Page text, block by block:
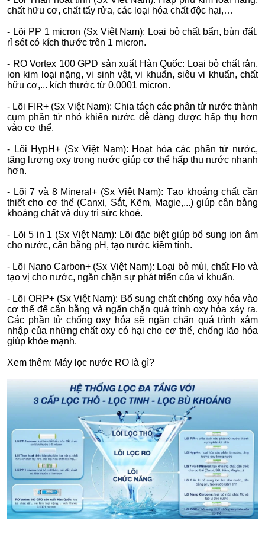
chất hữu cơ, chất tẩy rửa, các loại hóa chất độc hại,…
- Lõi PP 1 micron (Sx Việt Nam): Loại bỏ chất bẩn, bùn đất,
rỉ sét có kích thước trên 1 micron.
- RO Vortex 100 GPD sản xuất Hàn Quốc: Loại bỏ chất rắn,
ion kim loại nặng, vi sinh vật, vi khuẩn, siêu vi khuẩn, chất
hữu cơ,... kích thước từ 0.0001 micron.
- Lõi FIR+ (Sx Việt Nam): Chia tách các phân tử nước thành
cụm phân tử nhỏ khiến nước dễ dàng được hấp thụ hơn
vào cơ thể.
- Lõi HypH+ (Sx Việt Nam): Hoạt hóa các phân tử nước,
tăng lượng oxy trong nước giúp cơ thể hấp thụ nước nhanh
hơn.
- Lõi 7 và 8 Mineral+ (Sx Việt Nam): Tạo khoáng chất cần
thiết cho cơ thể (Canxi, Sắt, Kẽm, Magie,...) giúp cân bằng
khoáng chất và duy trì sức khoẻ.
- Lõi 5 in 1 (Sx Việt Nam): Lõi đặc biệt giúp bổ sung ion âm
cho nước, cân bằng pH, tạo nước kiềm tính.
- Lõi Nano Carbon+ (Sx Việt Nam): Loại bỏ mùi, chất Flo và
tạo vị cho nước, ngăn chặn sự phát triển của vi khuẩn.
- Lõi ORP+ (Sx Việt Nam): Bổ sung chất chống oxy hóa vào
cơ thể để cân bằng và ngăn chặn quá trình oxy hóa xảy ra.
Các phần tử chống oxy hóa sẽ ngăn chặn quá trình xâm
nhập của những chất oxy có hại cho cơ thể, chống lão hóa
giúp khỏe mạnh.
Xem thêm: Máy lọc nước RO là gì?